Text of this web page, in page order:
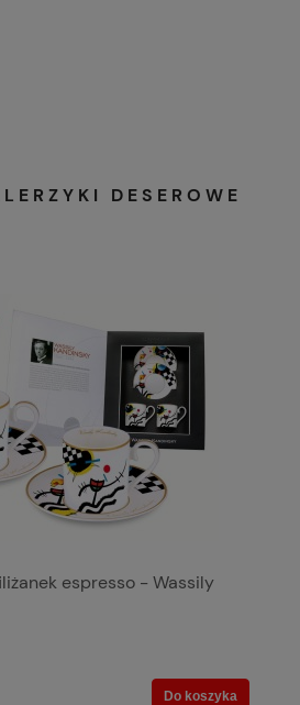
DESEROWE
espresso - Wassily
Do koszyka